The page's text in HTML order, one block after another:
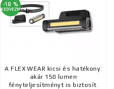
-18 %
KEDVEZMÉNY
A FLEX WEAR kicsi és hatékony:
akár 150 lumen
fényteljesítményt is biztosít.